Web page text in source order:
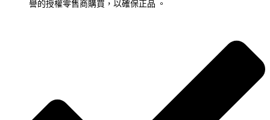
譽的授權零售商購買，以確保正品 。